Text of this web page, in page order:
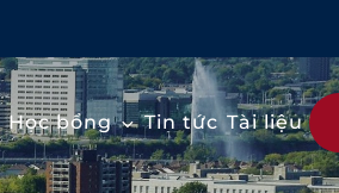
Học bổng Tin tức Tài liệu